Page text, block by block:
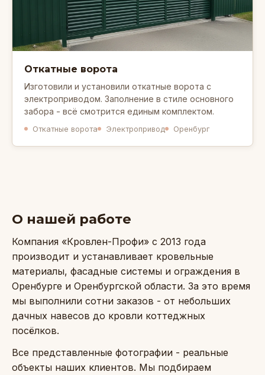
Откатные ворота
Изготовили и установили откатные ворота с
электроприводом. Заполнение в стиле основного
забора - всё смотрится единым комплектом.
Откатные ворота Электропривод Оренбург
О нашей работе
Компания «Кровлен-Профи» с 2013 года
производит и устанавливает кровельные
материалы, фасадные системы и ограждения в
Оренбурге и Оренбургской области. За это время
мы выполнили сотни заказов - от небольших
дачных навесов до кровли коттеджных
посёлков.
Все представленные фотографии - реальные
объекты наших клиентов. Мы подбираем